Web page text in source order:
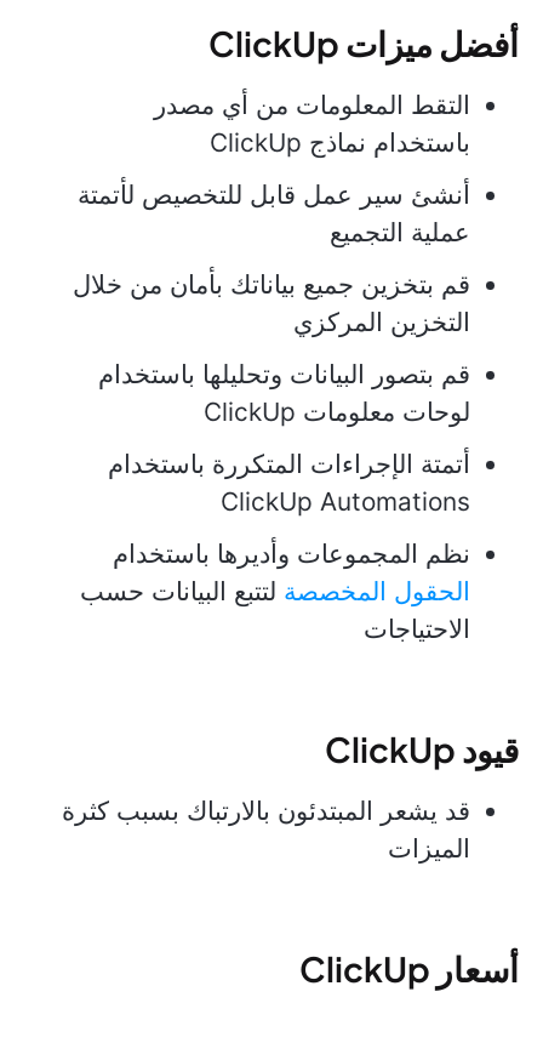
أفضل ميزات ClickUp
التقط المعلومات من أي مصدر
باستخدام نماذج ClickUp
أنشئ سير عمل قابل للتخصيص لأتمتة
عملية التجميع
قم بتخزين جميع بياناتك بأمان من خلال
التخزين المركزي
قم بتصور البيانات وتحليلها باستخدام
لوحات معلومات ClickUp
أتمتة الإجراءات المتكررة باستخدام
ClickUp Automations
نظم المجموعات وأديرها باستخدام
الحقول المخصصة لتتبع البيانات حسب
الاحتياجات
قيود ClickUp
قد يشعر المبتدئون بالارتباك بسبب كثرة
الميزات
أسعار ClickUp